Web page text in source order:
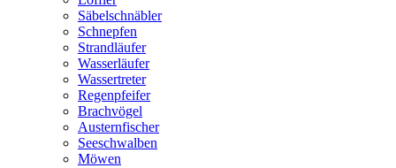
Säbelschnäbler
Schnepfen
Strandläufer
Wasserläufer
Wassertreter
Regenpfeifer
Brachvögel
Austernfischer
Seeschwalben
Möwen